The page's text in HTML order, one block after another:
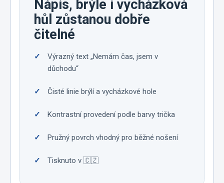
Nápis, brýle i vycházková
hůl zůstanou dobře
čitelné
Výrazný text „Nemám čas, jsem v
důchodu“
Čisté linie brýlí a vycházkové hole
Kontrastní provedení podle barvy trička
Pružný povrch vhodný pro běžné nošení
Tisknuto v 🇨🇿